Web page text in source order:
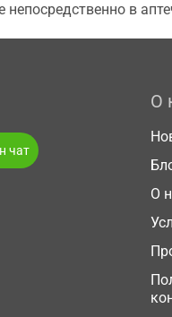
в
чат
О
О